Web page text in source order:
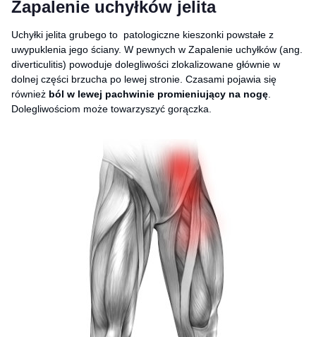
Zapalenie uchyłków jelita
Uchyłki jelita grubego to patologiczne kieszonki powstałe z
uwypuklenia jego ściany. W pewnych w Zapalenie uchyłków (ang.
diverticulitis) powoduje dolegliwości zlokalizowane głównie w
dolnej części brzucha po lewej stronie. Czasami pojawia się
również ból w lewej pachwinie promieniujący na nogę
Dolegliwościom może towarzyszyć gorączka.